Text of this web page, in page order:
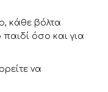
κάθε βόλτα
παιδί όσο και για
να